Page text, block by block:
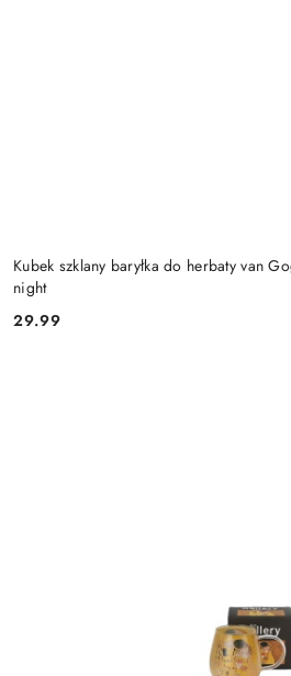
Kubek szklany baryłka do herbaty van
night
Cena:
29.99